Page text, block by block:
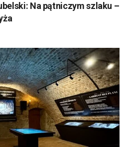
Na pątniczym szlaku –